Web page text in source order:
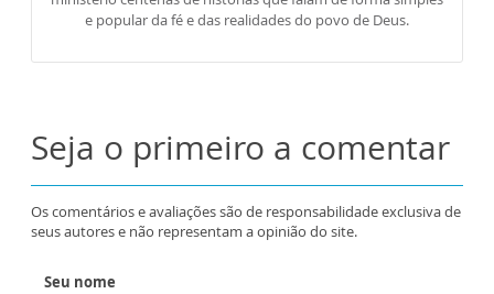
e popular da fé e das realidades do povo de Deus.
Seja o primeiro a comentar
Os comentários e avaliações são de responsabilidade exclusiva de
seus autores e não representam a opinião do site.
Seu nome